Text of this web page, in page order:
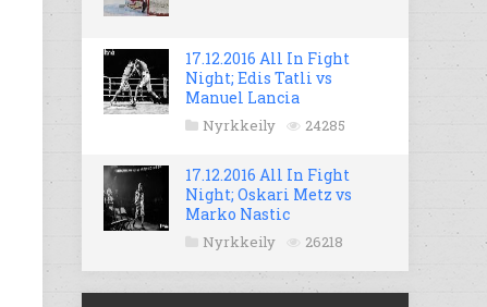
17.12.2016 All In Fight
Night; Edis Tatli vs
Manuel Lancia
Nyrkkeily 24285
17.12.2016 All In Fight
Night; Oskari Metz vs
Marko Nastic
Nyrkkeily 26218